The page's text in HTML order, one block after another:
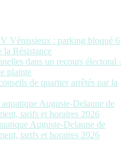
Vénissieux : parking bloqué 6
la Résistance
dans un recours électoral :
plainte
de quartier arrêtés par la
aquatique Auguste-Delaune de
tarifs et horaires 2026
Auguste-Delaune de
tarifs et horaires 2026